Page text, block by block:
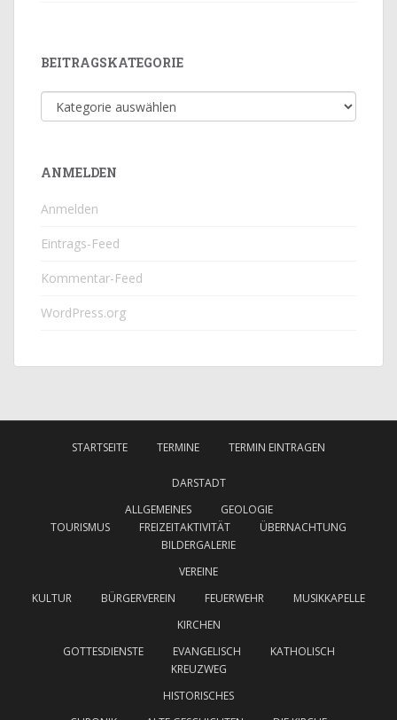
BEITRAGSKATEGORIE
Beitragskategorie
ANMELDEN
Anmelden
Eintrags-Feed
Kommentar-Feed
WordPress.org
STARTSEITE TERMINE TERMIN EINTRAGEN
DARSTADT
ALLGEMEINES
GEOLOGIE
TOURISMUS
FREIZEITAKTIVITÄT
ÜBERNACHTUNG
BILDERGALERIE
VEREINE
KULTUR
BÜRGERVEREIN FEUERWEHR
MUSIKKAPELLE
KIRCHEN
GOTTESDIENSTE
EVANGELISCH
KATHOLISCH
KREUZWEG
HISTORISCHES